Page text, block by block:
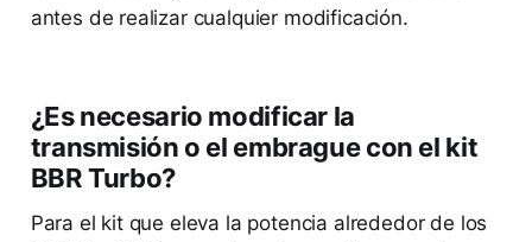
antes de realizar cualquier modificación.
¿Es necesario modificar la
transmisión o el embrague con el kit
BBR Turbo?
Para el kit que eleva la potencia alrededor de los